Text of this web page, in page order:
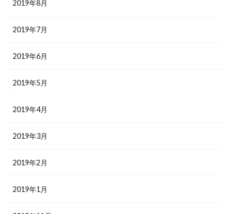
2019年8月
2019年7月
2019年6月
2019年5月
2019年4月
2019年3月
2019年2月
2019年1月